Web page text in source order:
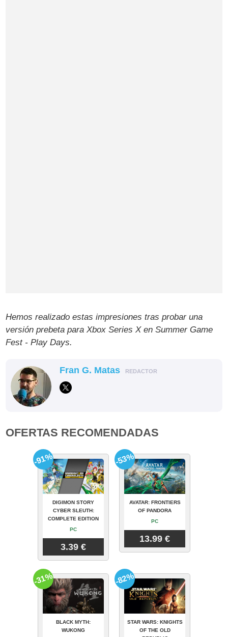
Hemos realizado estas impresiones tras probar una
versión prebeta para Xbox Series X en Summer Game
Fest - Play Days.
Fran G. Matas REDACTOR
OFERTAS RECOMENDADAS
DIGIMON STORY
CYBER SLEUTH:
COMPLETE EDITION
PC
3.39 €
-91%
AVATAR: FRONTIERS
OF PANDORA
PC
13.99 €
-53%
BLACK MYTH:
WUKONG
-31%
STAR WARS: KNIGHTS
OF THE OLD
-82%